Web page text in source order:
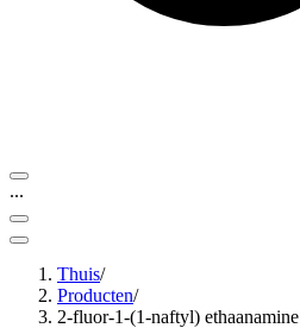
...
Thuis/
Producten/
2-fluor-1-(1-naftyl) ethaanamine